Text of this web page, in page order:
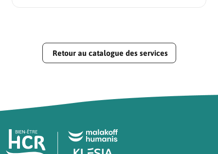
Retour au catalogue des services
Pied de page HCR Bien-Être